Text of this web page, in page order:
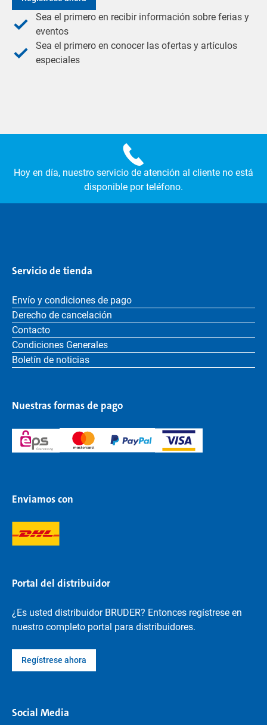
Sea el primero en recibir información sobre ferias y
eventos
Sea el primero en conocer las ofertas y artículos
especiales
Hoy en día, nuestro servicio de atención al cliente no está
disponible por teléfono.
Servicio de tienda
Envío y condiciones de pago
Derecho de cancelación
Contacto
Condiciones Generales
Boletín de noticias
Nuestras formas de pago
Enviamos con
Portal del distribuidor
¿Es usted distribuidor BRUDER? Entonces regístrese en
nuestro completo portal para distribuidores.
Regístrese ahora
Social Media